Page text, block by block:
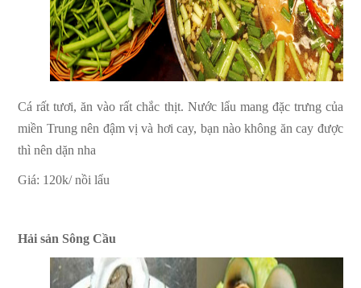
Cá rất tươi, ăn vào rất chắc thịt. Nước lẩu mang đặc trưng của
miền Trung nên đậm vị và hơi cay, bạn nào không ăn cay được
thì nên dặn nha
Giá: 120k/ nồi lẩu
Hải sản Sông Cầu